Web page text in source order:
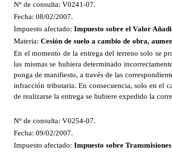
Nº de consulta: V0241-07.
Fecha: 08/02/2007.
Impuesto afectado: Impuesto sobre el Valor
Materia: Cesión de suelo a cambio de obra,
En el momento de la entrega del terreno solo se
las mismas se hubiera determinado
ponga de manifiesto, a través de las
infracción tributaria. En consecuencia, solo en el
de realizarse la entrega se hubiere expedido la
Nº de consulta: V0254-07.
Fecha: 09/02/2007.
Impuesto afectado: Impuesto sobre